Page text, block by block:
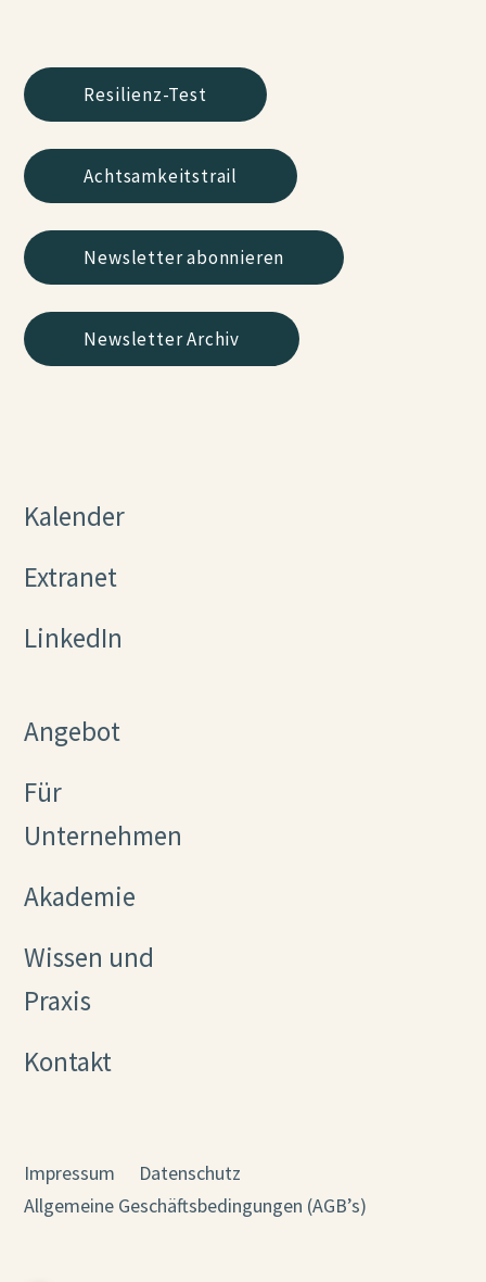
Resilienz-Test
Achtsamkeitstrail
Newsletter abonnieren
Newsletter Archiv
Kalender
Extranet
LinkedIn
Angebot
Für
Unternehmen
Akademie
Wissen und
Praxis
Kontakt
Impressum
Datenschutz
Allgemeine Geschäftsbedingungen (AGB’s)